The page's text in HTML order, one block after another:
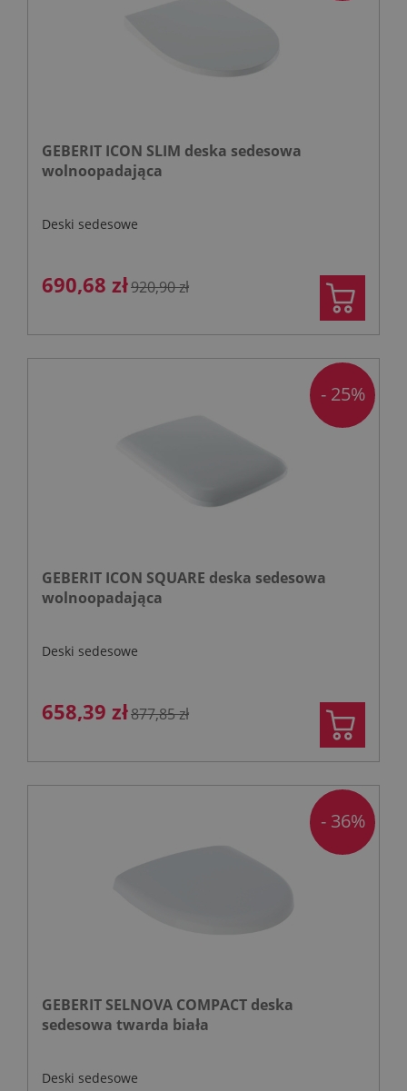
GEBERIT ICON SLIM deska sedesowa
wolnoopadająca
Deski sedesowe
690,68 zł920,90 zł
GEBERIT ICON SQUARE deska sedesowa
wolnoopadająca
Deski sedesowe
658,39 zł877,85 zł
- 25%
GEBERIT SELNOVA COMPACT deska
sedesowa twarda biała
Deski sedesowe
- 36%